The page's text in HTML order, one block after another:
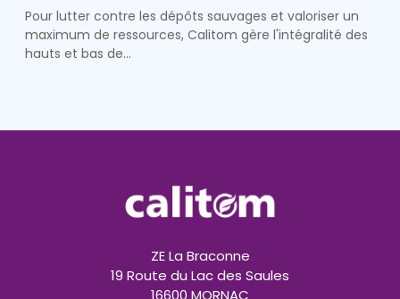
Pour lutter contre les dépôts sauvages et valoriser un
maximum de ressources, Calitom gère l'intégralité des
hauts et bas de…
ZE La Braconne
19 Route du Lac des Saules
16600 MORNAC